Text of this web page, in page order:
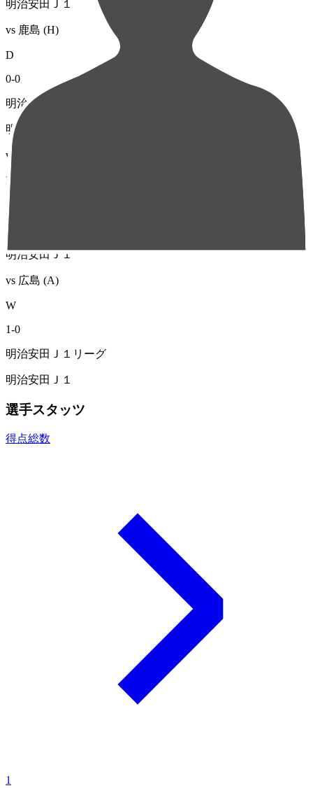
明治安田Ｊ１
vs 鹿島 (H)
D
0-0
明治安田Ｊ１リーグ
明治安田Ｊ１
vs
D
1
明治安田Ｊ１リーグ
明治安田Ｊ１
vs 広島 (A)
W
1-0
明治安田Ｊ１リーグ
明治安田Ｊ１
選手スタッツ
得点総数
1